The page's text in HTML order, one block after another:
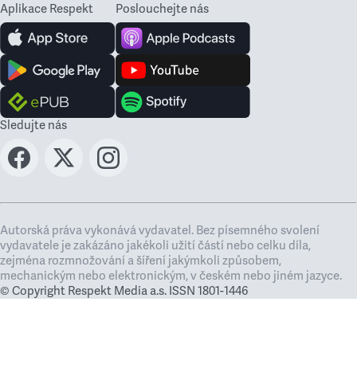
Aplikace Respekt Poslouchejte nás
Sledujte nás
Autorská práva vykonává vydavatel. Bez písemného svolení
vydavatele je zakázáno jakékoli užití částí nebo celku díla,
zejména rozmnožování a šíření jakýmkoli způsobem,
mechanickým nebo elektronickým, v českém nebo jiném jazyce.
© Copyright Respekt Media a.s. ISSN 1801-1446